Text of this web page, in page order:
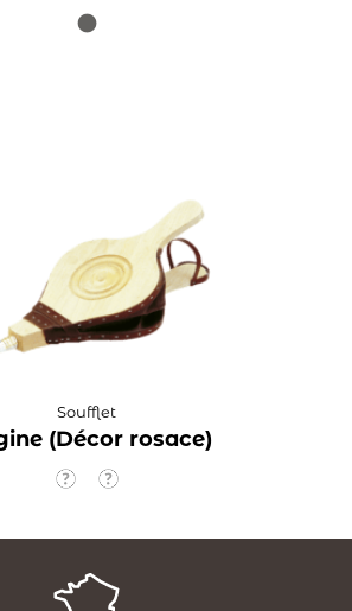
Soufflet
(Décor rosace)